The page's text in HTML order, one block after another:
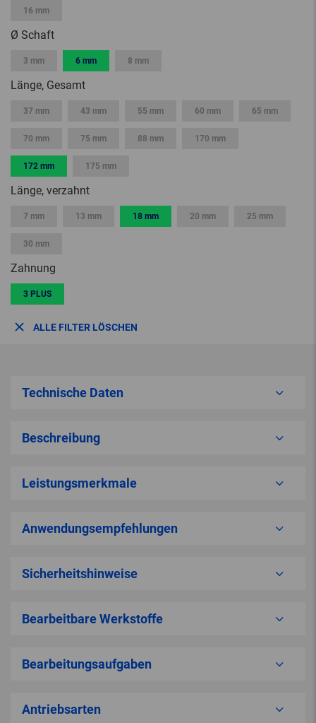
16 mm
Ø Schaft
3 mm 6 mm 8 mm
Länge, Gesamt
37 mm 43 mm 55 mm 60 mm 65 mm
70 mm 75 mm 88 mm 170 mm
172 mm 175 mm
Länge, verzahnt
7 mm 13 mm 18 mm 20 mm 25 mm
30 mm
Zahnung
3 PLUS
ALLE FILTER LÖSCHEN
Technische Daten
Beschreibung
Leistungsmerkmale
Anwendungsempfehlungen
Sicherheitshinweise
Bearbeitbare Werkstoffe
Bearbeitungsaufgaben
Antriebsarten